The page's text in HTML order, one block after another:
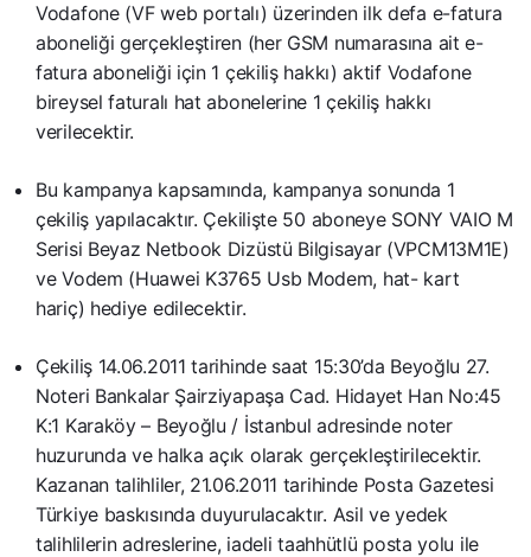
Vodafone (VF web portalı) üzerinden ilk defa e-fatura
aboneliği gerçekleştiren (her GSM numarasına ait e-
fatura aboneliği için 1 çekiliş hakkı) aktif Vodafone
bireysel faturalı hat abonelerine 1 çekiliş hakkı
verilecektir.
Bu kampanya kapsamında, kampanya sonunda 1
çekiliş yapılacaktır. Çekilişte 50 aboneye SONY VAIO M
Serisi Beyaz Netbook Dizüstü Bilgisayar (VPCM13M1E)
ve Vodem (Huawei K3765 Usb Modem, hat- kart
hariç) hediye edilecektir.
Çekiliş 14.06.2011 tarihinde saat 15:30’da Beyoğlu 27.
Noteri Bankalar Şairziyapaşa Cad. Hidayet Han No:45
K:1 Karaköy – Beyoğlu / İstanbul adresinde noter
huzurunda ve halka açık olarak gerçekleştirilecektir.
Kazanan talihliler, 21.06.2011 tarihinde Posta Gazetesi
Türkiye baskısında duyurulacaktır. Asil ve yedek
talihlilerin adreslerine, iadeli taahhütlü posta yolu ile